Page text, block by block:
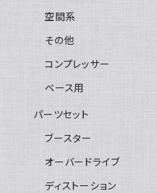
空間系
その他
コンプレッサー
ベース用
パーツセット
ブースター
オーバードライブ
ディストーション